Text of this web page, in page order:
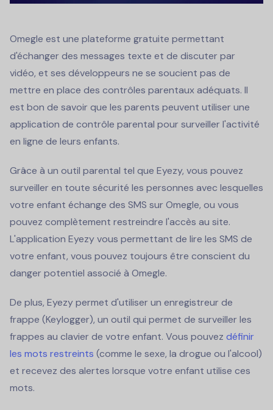
Omegle est une plateforme gratuite permettant
d'échanger des messages texte et de discuter par
vidéo, et ses développeurs ne se soucient pas de
mettre en place des contrôles parentaux adéquats. Il
est bon de savoir que les parents peuvent utiliser une
application de contrôle parental pour surveiller l'activité
en ligne de leurs enfants.
Grâce à un outil parental tel que Eyezy, vous pouvez
surveiller en toute sécurité les personnes avec lesquelles
votre enfant échange des SMS sur Omegle, ou vous
pouvez complètement restreindre l'accès au site.
L'application Eyezy vous permettant de lire les SMS de
votre enfant, vous pouvez toujours être conscient du
danger potentiel associé à Omegle.
De plus, Eyezy permet d'utiliser un enregistreur de
frappe (Keylogger), un outil qui permet de surveiller les
frappes au clavier de votre enfant. Vous pouvez définir
les mots restreints (comme le sexe, la drogue ou l'alcool)
et recevez des alertes lorsque votre enfant utilise ces
mots.